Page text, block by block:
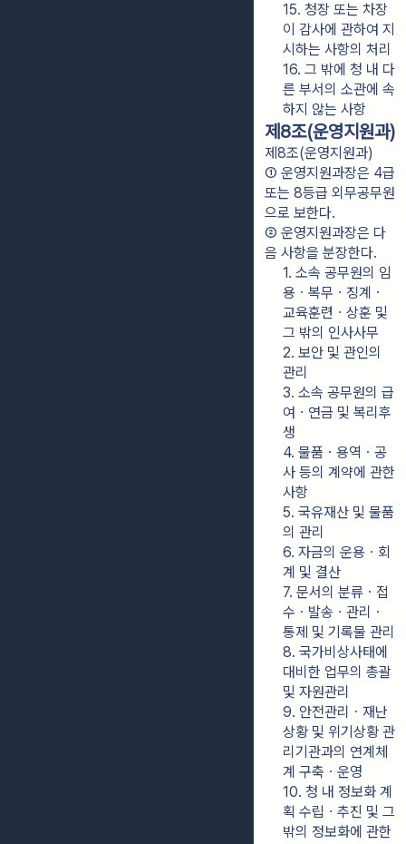
15. 청장 또는 차장
이 감사에 관하여 지
시하는 사항의 처리
16. 그 밖에 청 내 다
른 부서의 소관에 속
하지 않는 사항
제8조(운영지원과)
제8조(운영지원과)
① 운영지원과장은 4급
또는 8등급 외무공무원
으로 보한다.
② 운영지원과장은 다
음 사항을 분장한다.
1. 소속 공무원의 임
용ㆍ복무ㆍ징계ㆍ
교육훈련ㆍ상훈 및
그 밖의 인사사무
2. 보안 및 관인의
관리
3. 소속 공무원의 급
여ㆍ연금 및 복리후
생
4. 물품ㆍ용역ㆍ공
사 등의 계약에 관한
사항
5. 국유재산 및 물품
의 관리
6. 자금의 운용ㆍ회
계 및 결산
7. 문서의 분류ㆍ접
수ㆍ발송ㆍ관리ㆍ
통제 및 기록물 관리
8. 국가비상사태에
대비한 업무의 총괄
및 자원관리
9. 안전관리ㆍ재난
상황 및 위기상황 관
리기관과의 연계체
계 구축ㆍ운영
10. 청 내 정보화 계
획 수립ㆍ추진 및 그
밖의 정보화에 관한